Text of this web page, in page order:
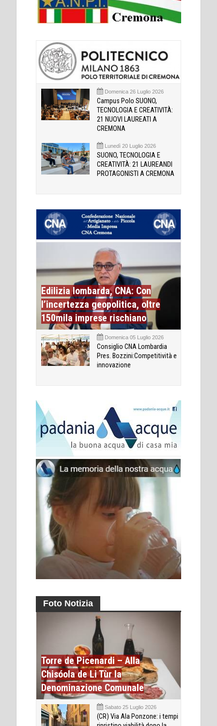
Domenica 26 Luglio 2026
Campus Polo SUONO,
TECNOLOGIA E CREATIVITÀ:
21 NUOVI LAUREATI A
CREMONA
Lunedì 20 Luglio 2026
SUONO, TECNOLOGIA E
CREATIVITÀ: 21 LAUREANDI
PROTAGONISTI A CREMONA
Edilizia lombarda, CNA: Con
l’incertezza geopolitica, oltre
150mila imprese rischiano
Domenica 05 Luglio 2026
Consiglio CNA Lombardia
Pres. Bozzini:Competitività e
innovazione
Foto Notizia
Torre de Picenardi – Alla
Chisóola de Li Tùr la
Denominazione Comunale
Sabato 25 Luglio 2026
(CR) Via Ala Ponzone: i tempi